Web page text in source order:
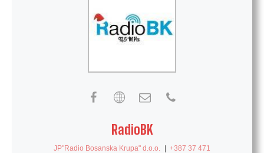
RadioBK
JP"Radio Bosanska Krupa" d.o.o. | +387 37 471